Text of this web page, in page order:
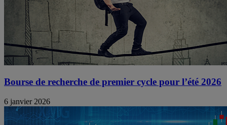
Bourse de recherche de premier cycle pour l’été 2026
6 janvier 2026